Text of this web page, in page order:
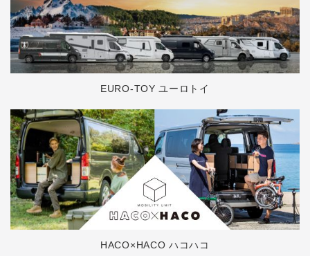
EURO-TOY ユーロトイ
HACO×HACO ハコハコ